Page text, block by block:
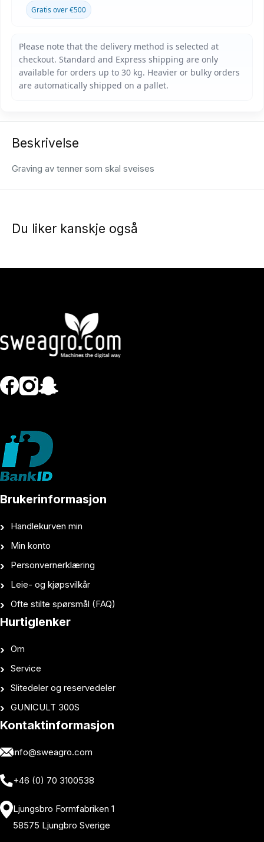
Gratis over €500
Beskrivelse
Graving av tenner som skal sveises
Du liker kanskje også
Brukerinformasjon
Handlekurven min
Min konto
Personvernerklæring
Leie- og kjøpsvilkår
Ofte stilte spørsmål (FAQ)
Hurtiglenker
Om
Service
Slitedeler og reservedeler
GUNICULT 300S
Kontaktinformasjon
info@sweagro.com
+46 (0) 70 3100538
Ljungsbro Formfabriken 1
58575 Ljungbro Sverige